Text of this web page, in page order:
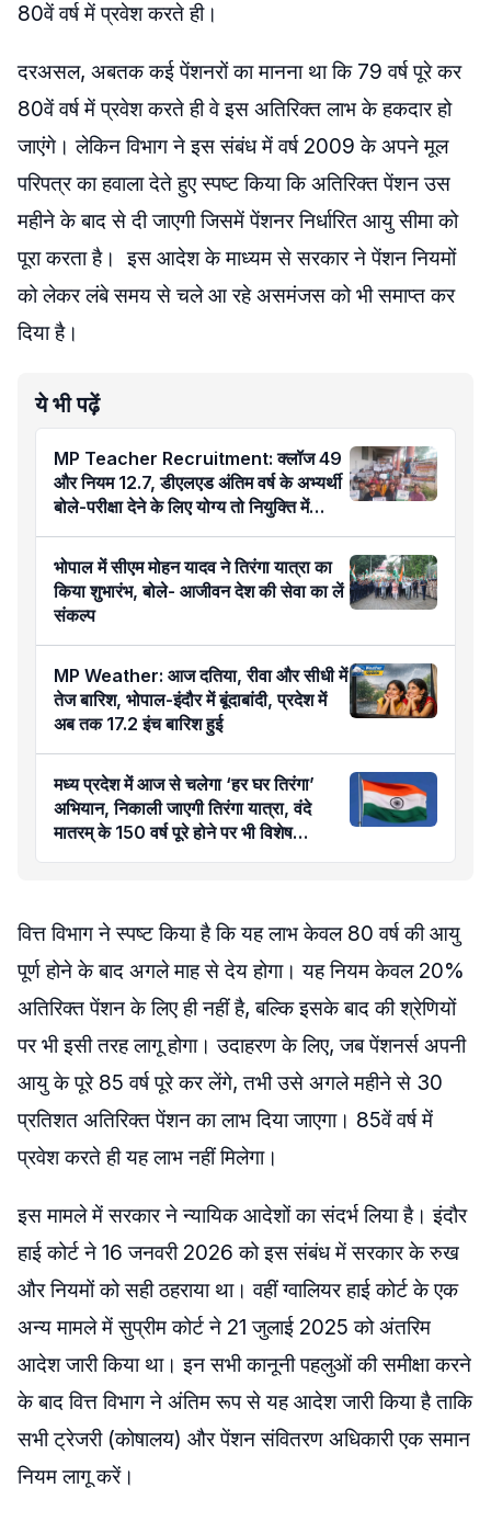
80वें वर्ष में प्रवेश करते ही।
दरअसल, अबतक कई पेंशनरों का मानना था कि 79 वर्ष पूरे कर
80वें वर्ष में प्रवेश करते ही वे इस अतिरिक्त लाभ के हकदार हो
जाएंगे। लेकिन विभाग ने इस संबंध में वर्ष 2009 के अपने मूल
परिपत्र का हवाला देते हुए स्पष्ट किया कि अतिरिक्त पेंशन उस
महीने के बाद से दी जाएगी जिसमें पेंशनर निर्धारित आयु सीमा को
पूरा करता है। इस आदेश के माध्यम से सरकार ने पेंशन नियमों
को लेकर लंबे समय से चले आ रहे असमंजस को भी समाप्त कर
दिया है।
ये भी पढ़ें
MP Teacher Recruitment: क्लॉज 49
और नियम 12.7, डीएलएड अंतिम वर्ष के अभ्यर्थी
बोले-परीक्षा देने के लिए योग्य तो नियुक्ति में
अयोग्य कैसे?
भोपाल में सीएम मोहन यादव ने तिरंगा यात्रा का
किया शुभारंभ, बोले- आजीवन देश की सेवा का लें
संकल्प
MP Weather: आज दतिया, रीवा और सीधी में
तेज बारिश, भोपाल-इंदौर में बूंदाबांदी, प्रदेश में
अब तक 17.2 इंच बारिश हुई
मध्य प्रदेश में आज से चलेगा ‘हर घर तिरंगा’
अभियान, निकाली जाएगी तिरंगा यात्रा, वंदे
मातरम् के 150 वर्ष पूरे होने पर भी विशेष
कार्यक्रम
वित्त विभाग ने स्पष्ट किया है कि यह लाभ केवल 80 वर्ष की आयु
पूर्ण होने के बाद अगले माह से देय होगा। यह नियम केवल 20%
अतिरिक्त पेंशन के लिए ही नहीं है, बल्कि इसके बाद की श्रेणियों
पर भी इसी तरह लागू होगा। उदाहरण के लिए, जब पेंशनर्स अपनी
आयु के पूरे 85 वर्ष पूरे कर लेंगे, तभी उसे अगले महीने से 30
प्रतिशत अतिरिक्त पेंशन का लाभ दिया जाएगा। 85वें वर्ष में
प्रवेश करते ही यह लाभ नहीं मिलेगा।
​इस मामले में सरकार ने न्यायिक आदेशों का संदर्भ लिया है। इंदौर
हाई कोर्ट ने 16 जनवरी 2026 को इस संबंध में सरकार के रुख
और नियमों को सही ठहराया था। वहीं ग्वालियर हाई कोर्ट के एक
अन्य मामले में सुप्रीम कोर्ट ने 21 जुलाई 2025 को अंतरिम
आदेश जारी किया था। इन सभी कानूनी पहलुओं की समीक्षा करने
के बाद वित्त विभाग ने अंतिम रूप से यह आदेश जारी किया है ताकि
सभी ट्रेजरी (कोषालय) और पेंशन संवितरण अधिकारी एक समान
नियम लागू करें।